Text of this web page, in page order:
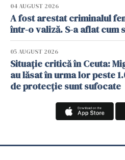
04 AUGUST 2026
A fost arestat criminalul
într-o valiză. S-a aflat cum
05 AUGUST 2026
Situație critică în Ceuta:
au lăsat în urma lor peste
de protecție sunt sufocate